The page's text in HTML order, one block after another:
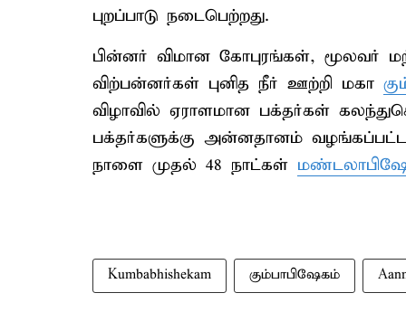
புறப்பாடு நடைபெற்றது.
பின்னர் விமான கோபுரங்கள், மூலவர்
விற்பன்னர்கள் புனித நீர் ஊற்றி மகா
விழாவில் ஏராளமான பக்தர்கள்
பக்தர்களுக்கு அன்னதானம்
நாளை முதல் 48 நாட்கள்
Kumbabhishekam கும்பாபிஷேகம்